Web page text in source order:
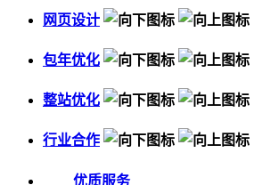
网页设计
包年优化
整站优化
行业合作
优质服务